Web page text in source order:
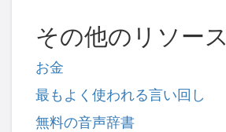
その他のリソース
お金
最もよく使われる言い回し
無料の音声辞書